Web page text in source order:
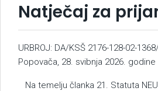
Natječaj za
URBROJ: DA/KSŠ 2176-128-02-
Popovača, 28. svibnja 2026. godine
Na temelju članka 21. Statuta